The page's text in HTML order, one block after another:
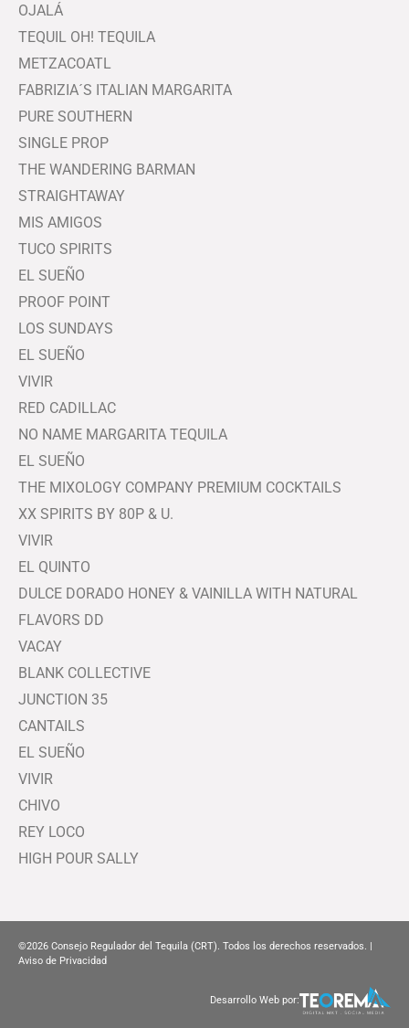
OJALÁ
TEQUIL OH! TEQUILA
METZACOATL
FABRIZIA´S ITALIAN MARGARITA
PURE SOUTHERN
SINGLE PROP
THE WANDERING BARMAN
STRAIGHTAWAY
MIS AMIGOS
TUCO SPIRITS
EL SUEÑO
PROOF POINT
LOS SUNDAYS
EL SUEÑO
VIVIR
RED CADILLAC
NO NAME MARGARITA TEQUILA
EL SUEÑO
THE MIXOLOGY COMPANY PREMIUM COCKTAILS
XX SPIRITS BY 80P & U.
VIVIR
EL QUINTO
DULCE DORADO HONEY & VAINILLA WITH NATURAL
FLAVORS DD
VACAY
BLANK COLLECTIVE
JUNCTION 35
CANTAILS
EL SUEÑO
VIVIR
CHIVO
REY LOCO
HIGH POUR SALLY
©2026 Consejo Regulador del Tequila (CRT). Todos los derechos reservados. |
Aviso de Privacidad
Desarrollo Web por: